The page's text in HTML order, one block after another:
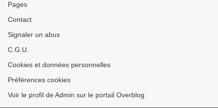
Pages
Contact
Signaler un abus
C.G.U.
Cookies et données personnelles
Préférences cookies
Voir le profil de Admin sur le portail Overblog